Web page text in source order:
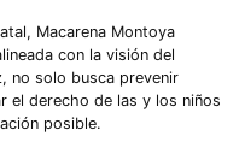
Macarena Montoya
con la visión del
no solo busca prevenir
el derecho de las y los niños
posible.